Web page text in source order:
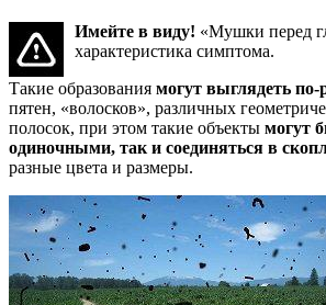
Имейте в виду! «Мушки перед
характеристика симптома.
Такие образования могут выглядеть по-
пятен, «волосков», различных
полосок, при этом такие объекты могут
одиночными, так и соединяться в
разные цвета и размеры.